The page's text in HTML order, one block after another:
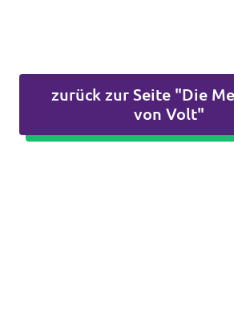
zurück zur Seite "Die
von Volt"